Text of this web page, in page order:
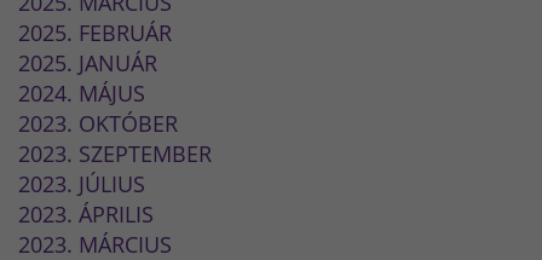
2025. FEBRUÁR
2025. JANUÁR
2024. MÁJUS
2023. OKTÓBER
2023. SZEPTEMBER
2023. JÚLIUS
2023. ÁPRILIS
2023. MÁRCIUS